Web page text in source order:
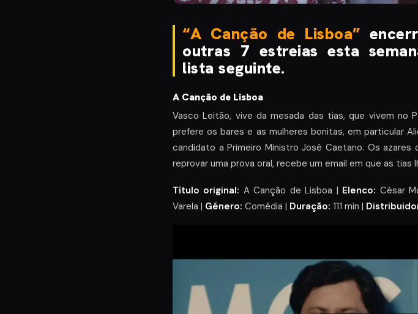
“A Canção de Lisboa”
outras 7 estreias esta
lista seguinte.
A Canção de Lisboa
Vasco Leitão, vive da mesada das tias, que vivem no
prefere os bares e as mulheres bonitas, em particular
candidato a Primeiro Ministro José Caetano. Os
reprovar uma prova oral, recebe um email em que as tias
Título original: A Canção de Lisboa | Elenco: César
Varela | Género: Comédia | Duração: 111 min |